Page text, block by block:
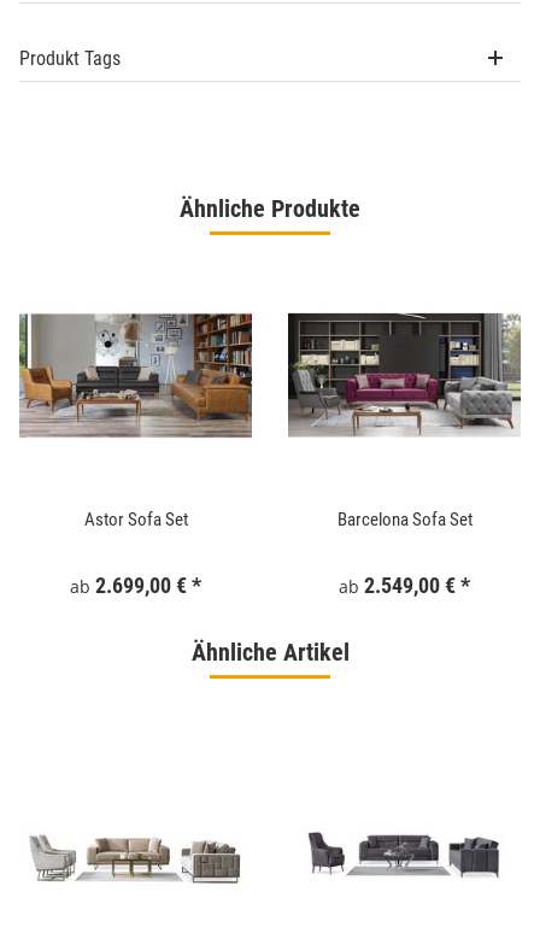
Produkt Tags
Ähnliche Produkte
Astor Sofa Set
ab 2.699,00 €*
Barcelona Sofa Set
ab 2.549,00 €*
Ähnliche Artikel